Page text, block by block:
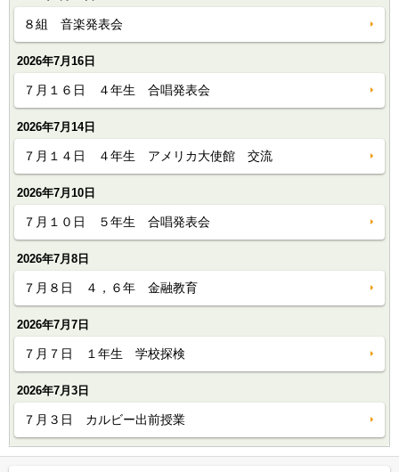
８組 音楽発表会
2026年7月16日
７月１６日 ４年生 合唱発表会
2026年7月14日
７月１４日 ４年生 アメリカ大使館 交流
2026年7月10日
７月１０日 ５年生 合唱発表会
2026年7月8日
７月８日 ４，６年 金融教育
2026年7月7日
７月７日 １年生 学校探検
2026年7月3日
７月３日 カルビー出前授業